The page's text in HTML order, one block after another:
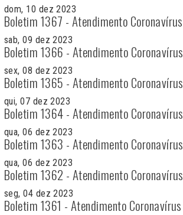
dom, 10 dez 2023
Boletim 1367 - Atendimento Coronavírus
sab, 09 dez 2023
Boletim 1366 - Atendimento Coronavírus
sex, 08 dez 2023
Boletim 1365 - Atendimento Coronavírus
qui, 07 dez 2023
Boletim 1364 - Atendimento Coronavírus
qua, 06 dez 2023
Boletim 1363 - Atendimento Coronavírus
qua, 06 dez 2023
Boletim 1362 - Atendimento Coronavírus
seg, 04 dez 2023
Boletim 1361 - Atendimento Coronavírus